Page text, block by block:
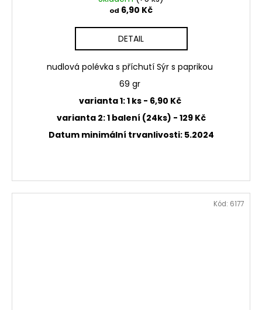
od 6,90 Kč
DETAIL
nudlová polévka s příchutí Sýr s paprikou
69 gr
varianta 1: 1 ks - 6,90 Kč
varianta 2: 1 balení (24ks) - 129 Kč
Datum minimální trvanlivosti: 5.2024
Kód: 6177